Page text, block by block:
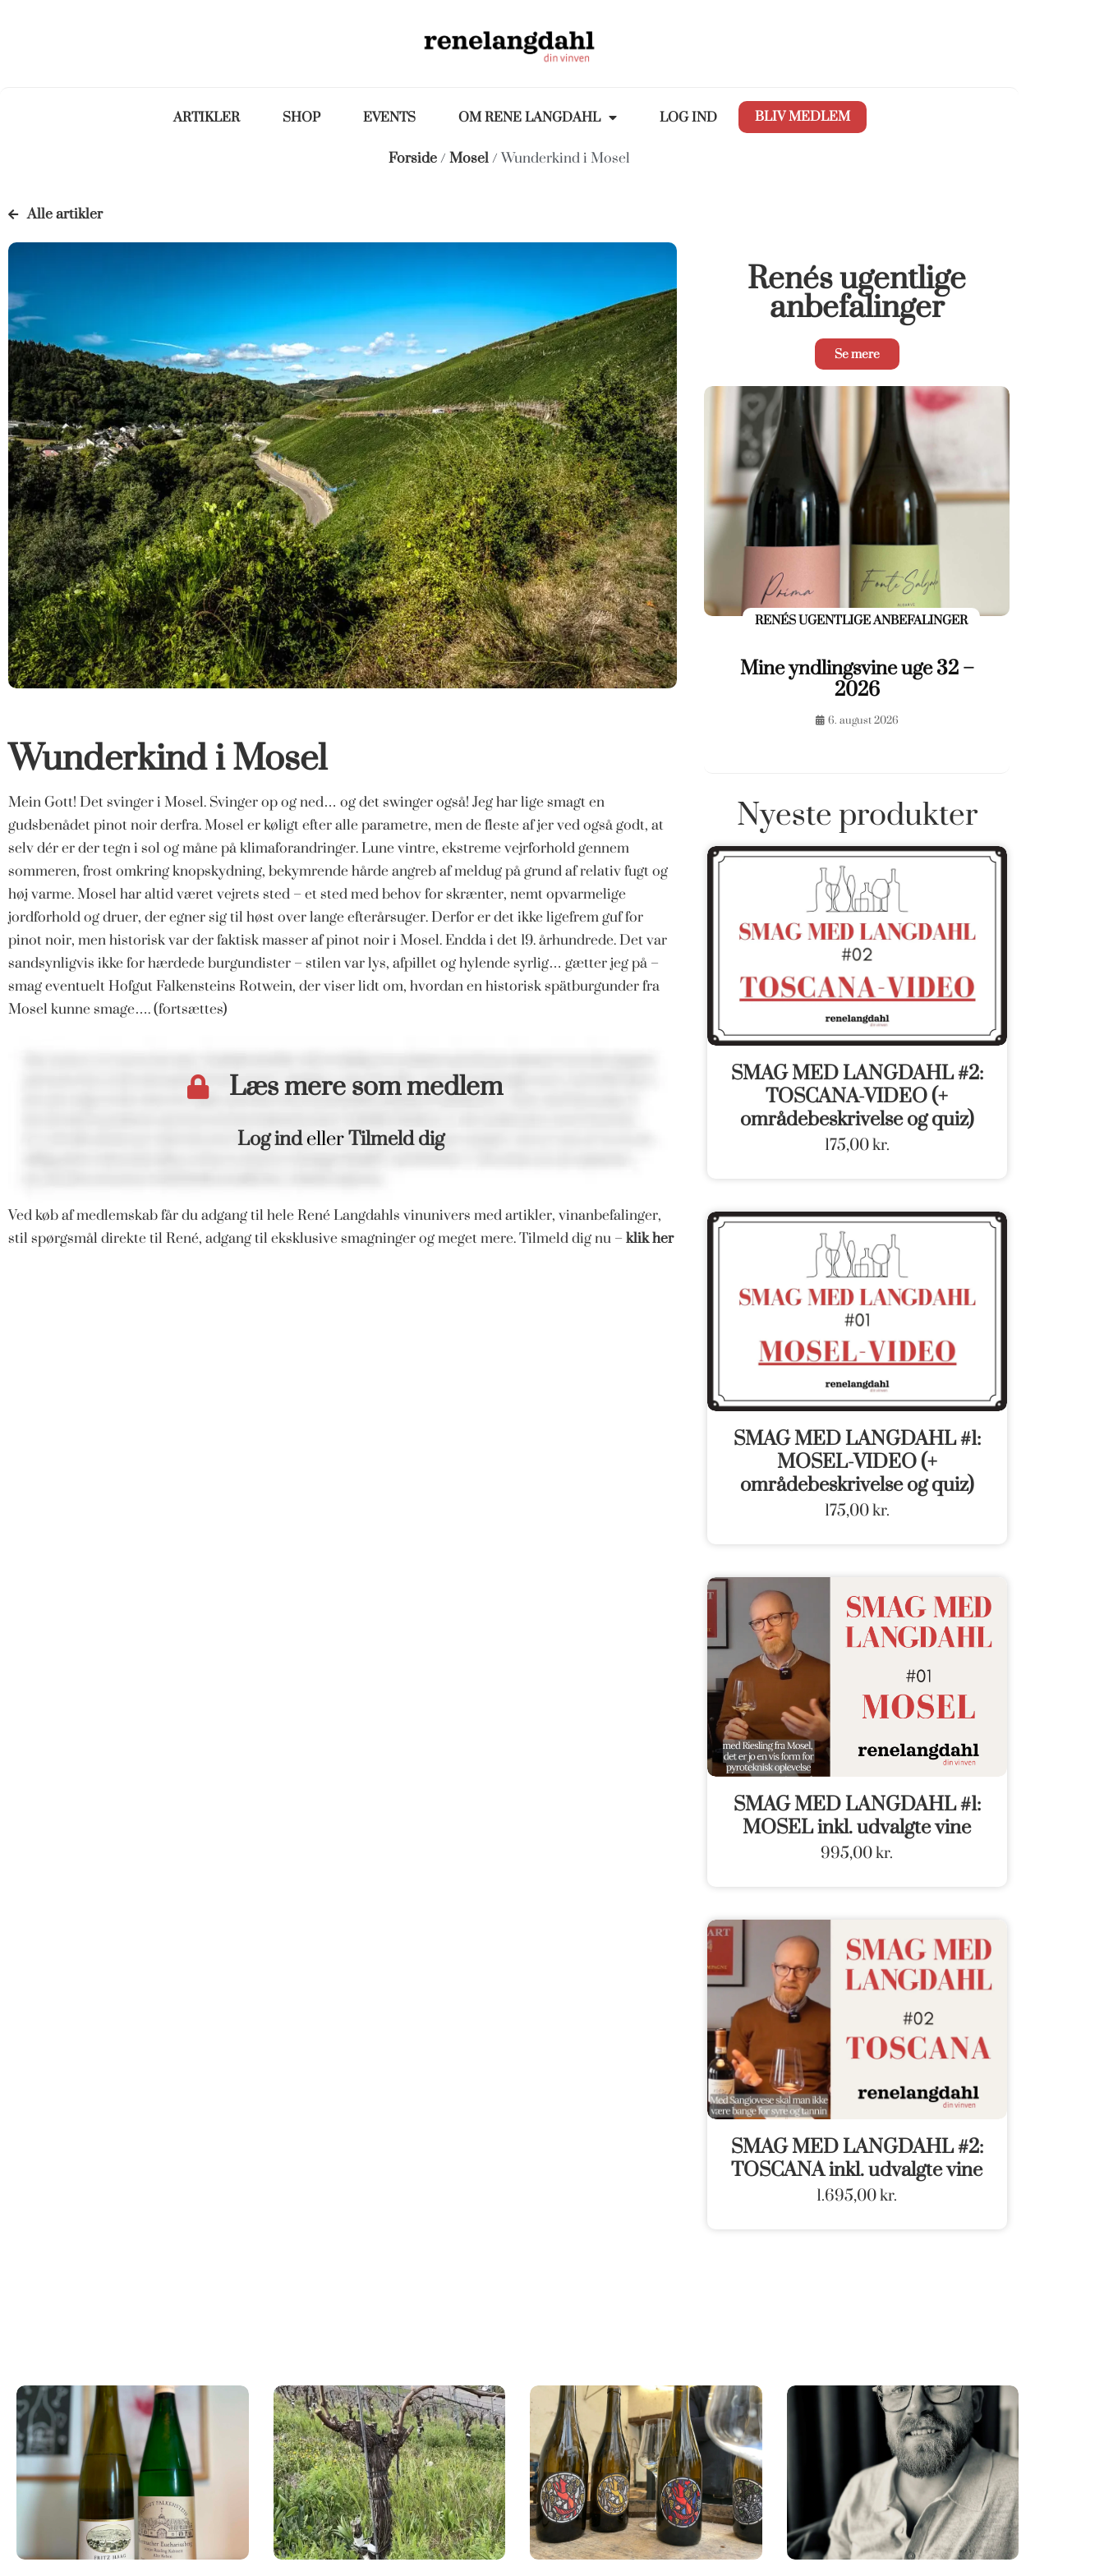
ARTIKLER SHOP EVENTS OM RENE LANGDAHL LOG IND BLIV MEDLEM
Forside/ Mosel/ Wunderkind i Mosel
Alle artikler
Wunderkind i Mosel
Mein Gott! Det svinger i Mosel. Svinger op og ned… og det swinger også! Jeg har lige smagt en
gudsbenådet pinot noir derfra. Mosel er køligt efter alle parametre, men de fleste af jer ved også godt, at
selv dér er der tegn i sol og måne på klimaforandringer. Lune vintre, ekstreme vejrforhold gennem
sommeren, frost omkring knopskydning, bekymrende hårde angreb af meldug på grund af relativ fugt og
høj varme. Mosel har altid været vejrets sted – et sted med behov for skrænter, nemt opvarmelige
jordforhold og druer, der egner sig til høst over lange efterårsuger. Derfor er det ikke ligefrem guf for
pinot noir, men historisk var der faktisk masser af pinot noir i Mosel. Endda i det 19. århundrede. Det var
sandsynligvis ikke for hærdede burgundister – stilen var lys, afpillet og hylende syrlig… gætter jeg på –
smag eventuelt Hofgut Falkensteins Rotwein, der viser lidt om, hvordan en historisk spätburgunder fra
Mosel kunne smage…. (fortsættes)
Læs mere som medlem
Log indellerTilmeld dig
Ved køb af medlemskab får du adgang til hele René Langdahls vinunivers med artikler, vinanbefalinger,
stil spørgsmål direkte til René, adgang til eksklusive smagninger og meget mere. Tilmeld dig nu – klik her
Renés ugentlige
anbefalinger
Se mere
RENÉS UGENTLIGE ANBEFALINGER
Mine yndlingsvine uge 32 –
2026
6. august 2026
Nyeste produkter
SMAG MED LANGDAHL #2:
TOSCANA-VIDEO (+
områdebeskrivelse og quiz)
175,00kr.
SMAG MED LANGDAHL #1:
MOSEL-VIDEO (+
områdebeskrivelse og quiz)
175,00kr.
SMAG MED LANGDAHL #1:
MOSEL inkl. udvalgte vine
995,00kr.
SMAG MED LANGDAHL #2:
TOSCANA inkl. udvalgte vine
1.695,00kr.